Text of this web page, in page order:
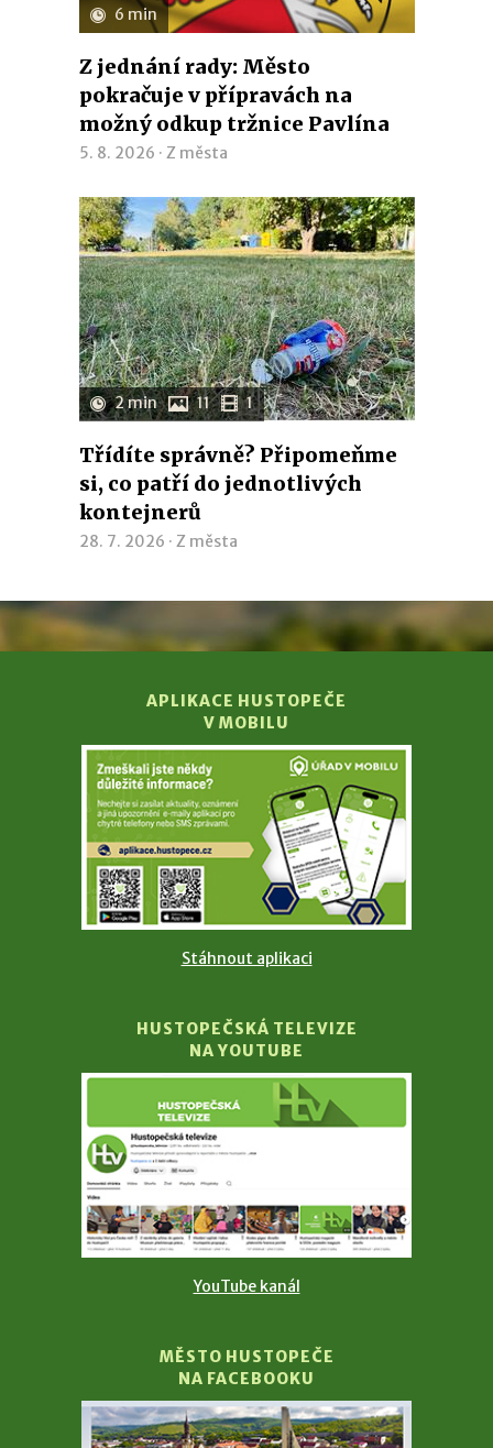
6 min
Z jednání rady: Město
pokračuje v přípravách na
možný odkup tržnice Pavlína
5. 8. 2026 · Z města
2 min 11 1
Třídíte správně? Připomeňme
si, co patří do jednotlivých
kontejnerů
28. 7. 2026 · Z města
APLIKACE HUSTOPEČE
V MOBILU
Stáhnout aplikaci
HUSTOPEČSKÁ TELEVIZE
NA YOUTUBE
YouTube kanál
MĚSTO HUSTOPEČE
NA FACEBOOKU